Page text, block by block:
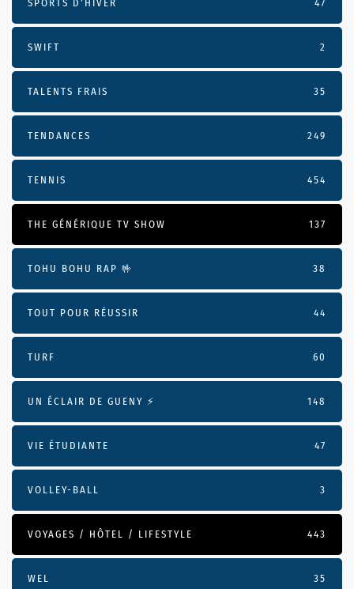
SPORTS D'HIVER 47
SWIFT 2
TALENTS FRAIS 35
TENDANCES 249
TENNIS 454
THE GÉNÉRIQUE TV SHOW 137
TOHU BOHU RAP 🤟 38
TOUT POUR RÉUSSIR 44
TURF 60
UN ÉCLAIR DE GUENY ⚡️ 148
VIE ÉTUDIANTE 47
VOLLEY-BALL 3
VOYAGES / HÔTEL / LIFESTYLE 443
WEL 35